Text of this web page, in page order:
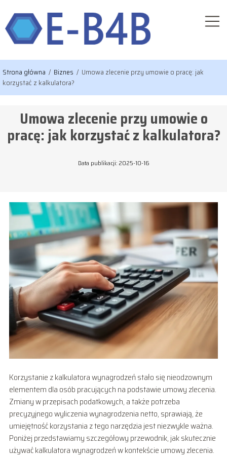
Strona główna / Biznes / Umowa zlecenie przy umowie o pracę: jak
korzystać z kalkulatora?
Umowa zlecenie przy umowie o
pracę: jak korzystać z kalkulatora?
Data publikacji: 2025-10-16
Korzystanie z kalkulatora wynagrodzeń stało się nieodzownym
elementem dla osób pracujących na podstawie umowy zlecenia.
Zmiany w przepisach podatkowych, a także potrzeba
precyzyjnego wyliczenia wynagrodzenia netto, sprawiają, że
umiejętność korzystania z tego narzędzia jest niezwykle ważna.
Poniżej przedstawiamy szczegółowy przewodnik, jak skutecznie
używać kalkulatora wynagrodzeń w kontekście umowy zlecenia.